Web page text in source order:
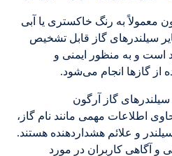
معمولاً به رنگ خاکستری یا آبی
سیلندرهای گاز قابل تشخیص
است و به منظور ایمنی و
از گازها انجام می‌شود.
گاز آرگون
اطلاعات مهمی مانند نام گاز،
و علائم هشداردهنده هستند.
و آگاهی کاربران در مورد